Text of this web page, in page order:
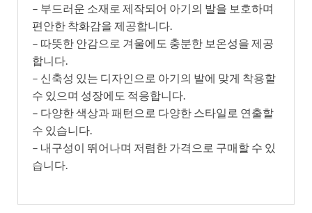
– 부드러운 소재로 제작되어 아기의 발을 보호하며
편안한 착화감을 제공합니다.
– 따뜻한 안감으로 겨울에도 충분한 보온성을 제공
합니다.
– 신축성 있는 디자인으로 아기의 발에 맞게 착용할
수 있으며 성장에도 적응합니다.
– 다양한 색상과 패턴으로 다양한 스타일로 연출할
수 있습니다.
– 내구성이 뛰어나며 저렴한 가격으로 구매할 수 있
습니다.